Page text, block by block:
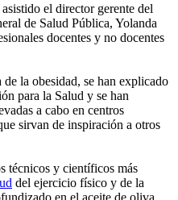
el director gerente del
de Salud Pública, Yolanda
docentes y no docentes
la obesidad, se han explicado
para la Salud y se han
a cabo en centros
sirvan de inspiración a otros
técnicos y científicos más
del ejercicio físico y de la
en el aceite de oliva